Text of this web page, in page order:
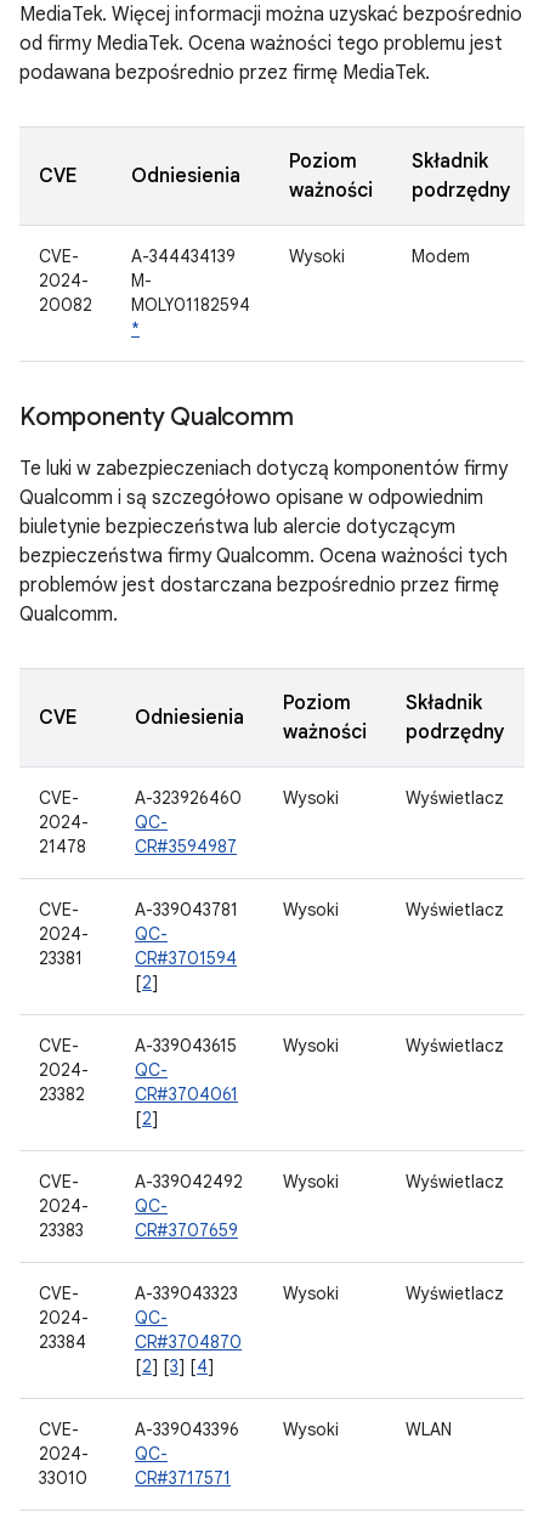
MediaTek. Więcej informacji można uzyskać bezpośrednio
od firmy MediaTek. Ocena ważności tego problemu jest
podawana bezpośrednio przez firmę MediaTek.
CVE Odniesienia
Poziom
ważności
Składnik
podrzędny
CVE-
2024-
20082
A-344434139
M-
MOLY01182594
*
Wysoki Modem
Komponenty Qualcomm
Te luki w zabezpieczeniach dotyczą komponentów firmy
Qualcomm i są szczegółowo opisane w odpowiednim
biuletynie bezpieczeństwa lub alercie dotyczącym
bezpieczeństwa firmy Qualcomm. Ocena ważności tych
problemów jest dostarczana bezpośrednio przez firmę
Qualcomm.
CVE Odniesienia
Poziom
ważności
Składnik
podrzędny
CVE-
2024-
21478
A-323926460
QC-
CR#3594987
Wysoki Wyświetlacz
CVE-
2024-
23381
A-339043781
QC-
CR#3701594
[2]
Wysoki Wyświetlacz
CVE-
2024-
23382
A-339043615
QC-
CR#3704061
[2]
Wysoki Wyświetlacz
CVE-
2024-
23383
A-339042492
QC-
CR#3707659
Wysoki Wyświetlacz
CVE-
2024-
23384
A-339043323
QC-
CR#3704870
[2] [3] [4]
Wysoki Wyświetlacz
CVE-
2024-
33010
A-339043396
QC-
CR#3717571
Wysoki WLAN